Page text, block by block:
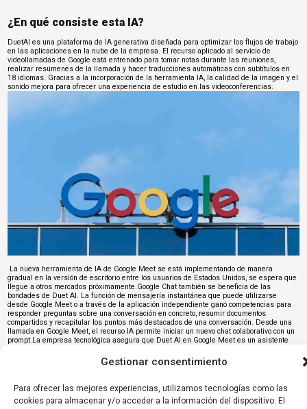
Gestionar consentimiento
Para ofrecer las mejores experiencias, utilizamos tecnologías como las
cookies para almacenar y/o acceder a la información del dispositivo. El
¿En qué consiste esta IA?
DuetAI es una plataforma de IA generativa diseñada para optimizar los flujos de trabajo
en las aplicaciones en la nube de la empresa. El recurso aplicado al servicio de
videollamadas de Google está entrenado para tomar notas durante las reuniones,
realizar resúmenes de la llamada y hacer traducciones automáticas con subtítulos en
18 idiomas. Gracias a la incorporación de la herramienta IA, la calidad de la imagen y el
sonido mejora para ofrecer una experiencia de estudio en las videoconferencias.
La nueva herramienta de IA de Google Meet se está implementando de manera
gradual en la versión de escritorio entre los usuarios de Estados Unidos, se espera que
llegue a otros mercados próximamente.Google Chat también se beneficia de las
bondades de Duet AI. La función de mensajería instantánea que puede utilizarse
desde Google Meet o a través de la aplicación independiente ganó competencias para
responder preguntas sobre una conversación en concreto, resumir documentos
compartidos y recapitular los puntos más destacados de una conversación. Desde una
llamada en Google Meet, el recurso IA permite iniciar un nuevo chat colaborativo con un
prompt.La empresa tecnológica asegura que Duet AI en Google Meet es un asistente
garantiza que los datos que los clientes introducen en Workspace, a través de este
recurso IA o cualquier otra función, no se utilizan para entrenar sus modelos
inteligencia-artificial-que-puede-sustituirte-en-engorrosas-reuniones